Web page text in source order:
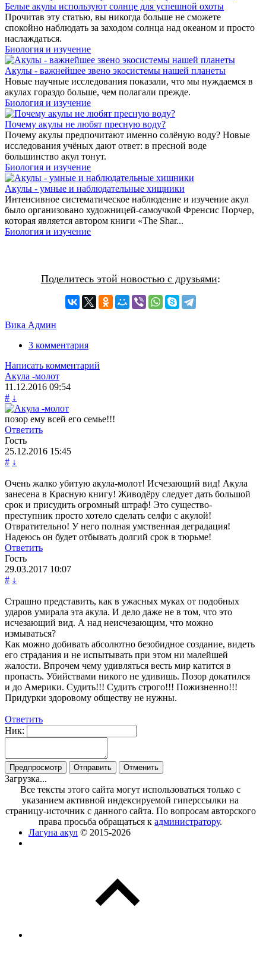
Белые акулы используют солнце для успешной охоты
Прочитав эту статью, вы никогда больше не сможете
спокойно наблюдать за заходом солнца над океаном и просто
наслаждаться.
Биология и изучение
Акулы - важнейшее звено экосистемы нашей планеты
Новые научные исследования показали, что мы нуждаемся в
акулах гораздо больше, чем полагали прежде.
Биология и изучение
Почему акулы не любят пресную воду?
Почему акулы предпочитают именно солёную воду? Новые
исследования учёных дают ответ: в пресной воде
большинство акул тонут.
Биология и изучение
Акулы - умные и наблюдательные хищники
Интенсивное систематическое наблюдение и изучение акул
было организовано художницей-самоучкой Френсис Порчер,
которая является автором книги «The Shar...
Биология и изучение
Поделитесь этой новостью с друзьями:
Вика Админ
3 комментария
Написать комментарий
Акула -молот
11.12.2016 09:54
# ↓
позор ему всей его семье!!!
Ответить
Гость
25.12.2016 15:45
# ↓
Очень жалко убитую акула-молот! Исчезающий вид! Акула
занесена в Красную книгу! Живодёру следует дать большой
срок и присудить огромный штраф! Это существо-
преступник просто хотело сделать селфи с акулой!
Отвратительно! У него полная умственная деградация!
Надеюсь он будет отбывать долгий срок в тюрьме!
Ответить
Гость
29.03.2017 10:07
# ↓
Страшно представить, как в ужасных муках от подобных
ударов умирала эта акула. И дело даже не в том, что это
исчезающий вид. А над неисчезающим, что можно
измываться?
Как можно добивать абсолютно безобидное создание, видеть
его страдания и не испытывать при этом ни малейшей
жалости. Впрочем чему удивляться весть мир катится в
пропасть. Убийствами никого не удивишь. Позор докатился
и до Америки. Судить!!! Судить строго!!! Пожизненно!!!
Придурки здоровому обществу не нужны.
Ответить
Ник:
Загрузка...
Все тексты этого сайта могут использоваться только с
указанием активной индексируемой гиперссылки на
страницу-источник с данного сайта. По вопросам авторского
права просьба обращаться кадминистратору.
Лагуна акул © 2015-2026